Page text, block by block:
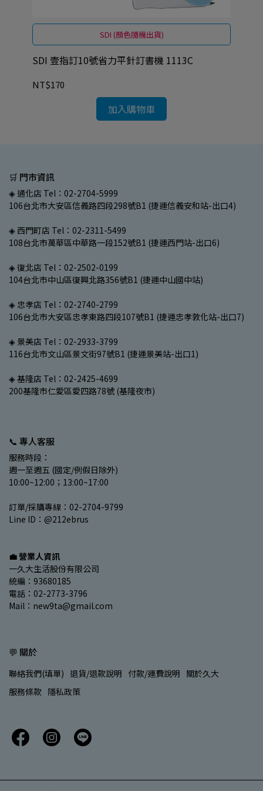
SDI (顏色隨機出貨)
SDI 壹指訂10號省力平針訂書機 1113C
NT$170
加入購物車
🛒 門市資訊
◈ 通化店 Tel：02-2704-5999
106台北市大安區信義路四段298號B1 (捷運信義安和站-出口4)
◈ 西門町店 Tel：02-2311-5499
108台北市萬華區中華路一段152號B1 (捷運西門站-出口6)
◈ 復北店 Tel：02-2502-0199
104台北市中山區復興北路356號B1 (捷運中山國中站)
◈ 忠孝店 Tel：02-2740-2799
106台北市大安區忠孝東路四段107號B1 (捷運忠孝敦化站-出口7)
◈ 景美店 Tel：02-2933-3799
116台北市文山區景文街97號B1 (捷運景美站-出口1)
◈ 基隆店 Tel：02-2425-4699
200基隆市仁愛區愛四路78號 (基隆夜市)
📞 專人客服
服務時段：
週一至週五 (國定/例假日除外)
10:00~12:00；13:00~17:00
訂單/採購專線：02-2704-9799
Line ID：@212ebrus
💼 營業人資訊
一久大生活股份有限公司
統編：93680185
電話：02-2773-3796
Mail：new9ta@gmail.com
💬 關於
聯絡我們(填單) 退貨/退款說明 付款/運費說明 關於久大
服務條款 隱私政策